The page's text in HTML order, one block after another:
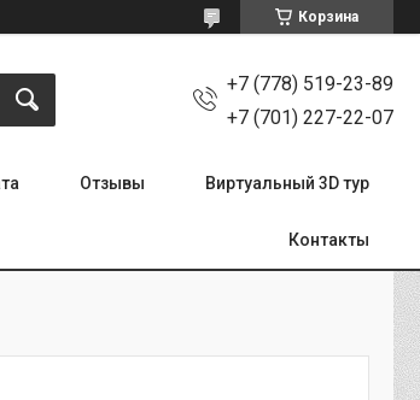
Корзина
+7 (778) 519-23-89
+7 (701) 227-22-07
Отзывы Виртуальный 3D тур
Контакты